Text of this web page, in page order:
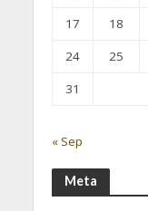
17
18
24
25
31
« Sep
Meta